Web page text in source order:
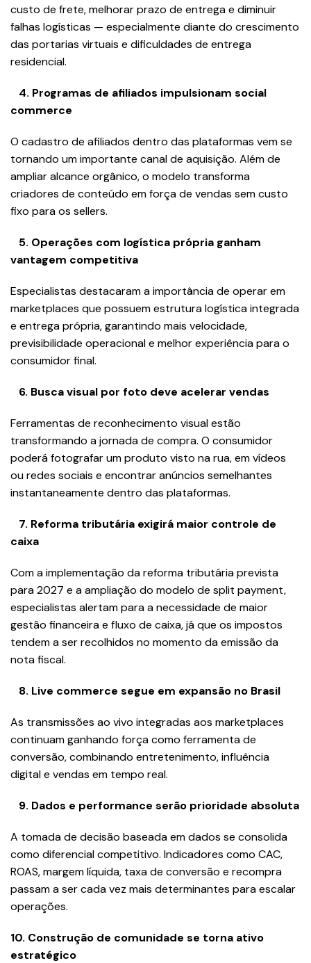
custo de frete, melhorar prazo de entrega e diminuir
falhas logísticas — especialmente diante do crescimento
das portarias virtuais e dificuldades de entrega
residencial.
4.⁠ ⁠Programas de afiliados impulsionam social
commerce
O cadastro de afiliados dentro das plataformas vem se
tornando um importante canal de aquisição. Além de
ampliar alcance orgânico, o modelo transforma
criadores de conteúdo em força de vendas sem custo
fixo para os sellers.
5.⁠ ⁠Operações com logística própria ganham
vantagem competitiva
Especialistas destacaram a importância de operar em
marketplaces que possuem estrutura logística integrada
e entrega própria, garantindo mais velocidade,
previsibilidade operacional e melhor experiência para o
consumidor final.
6.⁠ ⁠Busca visual por foto deve acelerar vendas
Ferramentas de reconhecimento visual estão
transformando a jornada de compra. O consumidor
poderá fotografar um produto visto na rua, em vídeos
ou redes sociais e encontrar anúncios semelhantes
instantaneamente dentro das plataformas.
7.⁠ ⁠Reforma tributária exigirá maior controle de
caixa
Com a implementação da reforma tributária prevista
para 2027 e a ampliação do modelo de split payment,
especialistas alertam para a necessidade de maior
gestão financeira e fluxo de caixa, já que os impostos
tendem a ser recolhidos no momento da emissão da
nota fiscal.
8.⁠ ⁠Live commerce segue em expansão no Brasil
As transmissões ao vivo integradas aos marketplaces
continuam ganhando força como ferramenta de
conversão, combinando entretenimento, influência
digital e vendas em tempo real.
9.⁠ ⁠Dados e performance serão prioridade absoluta
A tomada de decisão baseada em dados se consolida
como diferencial competitivo. Indicadores como CAC,
ROAS, margem líquida, taxa de conversão e recompra
passam a ser cada vez mais determinantes para escalar
operações.
10.⁠ ⁠Construção de comunidade se torna ativo
estratégico